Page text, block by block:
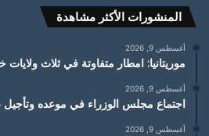
المنشورات الأكثر مشاهدة
أغسطس 9, 2026
موريتانيا: امطار متفاوتة في ثلاث ولايات
أغسطس 9, 2026
اجتماع مجلس الوزراء في موعده
أغسطس 9, 2026